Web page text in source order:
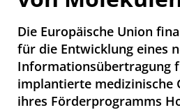
Die Europäische Union
für die Entwicklung eines
Informationsübertragung
implantierte medizinische
ihres Förderprogramms